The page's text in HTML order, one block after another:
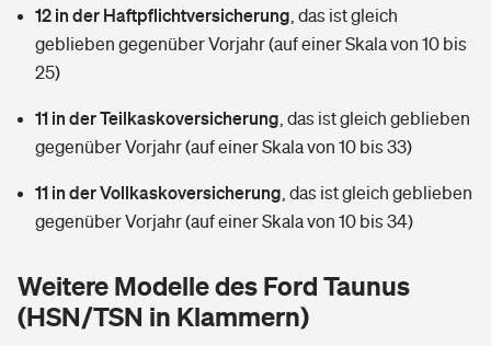
Wer versichert was: Jetzt Versicherer finden
Sie haben Fragen?
Mietkautionsversicherung
Restkreditversicherung
Hochwasser-Check: Wie gefährdet ist Ihr Haus?
Kinderinvalidität
Hundehalter-Haftpflicht
Private Cyberversicherung
Tierkrankenversicherung
Zur Übersicht
Tools
Wer versichert was: Jetzt Versicherer finden
Sie haben Fragen?
Rentenrechner: Wie viel Geld bekomme ich im Alter?
12 in der Haftpflichtversicherung das ist gleich
geblieben gegenüber Vorjahr (auf einer Skala von 10 bis
25)
11 in der Teilkaskoversicherung das ist gleich geblieben
gegenüber Vorjahr (auf einer Skala von 10 bis 33)
11 in der Vollkaskoversicherung das ist gleich geblieben
gegenüber Vorjahr (auf einer Skala von 10 bis 34)
Weitere Modelle des Ford Taunus
(HSN/TSN in Klammern)